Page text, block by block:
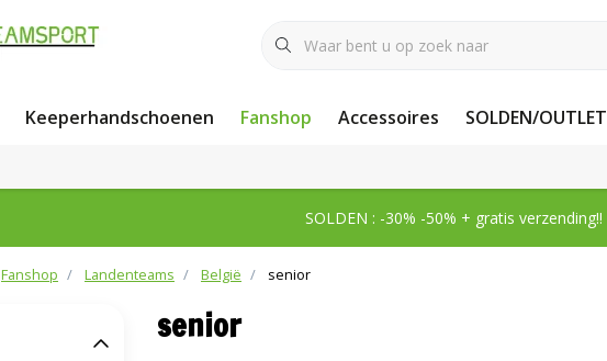
Keeperhandschoenen Fanshop Accessoires SOLDEN/OUTLET
SOLDEN : -30% -50% + gratis verzending!!
Fanshop Landenteams België senior
senior